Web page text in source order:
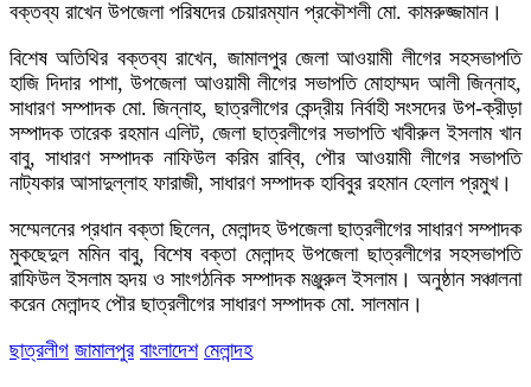
বক্তব্য রাখেন উপজেলা পরিষদের চেয়ারম্যান প্রকৌশলী মো. কামরুজ্জামান।
বিশেষ অতিথির বক্তব্য রাখেন, জামালপুর জেলা আওয়ামী লীগের সহসভাপতি
হাজি দিদার পাশা, উপজেলা আওয়ামী লীগের সভাপতি মোহাম্মদ আলী জিন্নাহ,
সাধারণ সম্পাদক মো. জিন্নাহ, ছাত্রলীগের কেন্দ্রীয় নির্বাহী সংসদের উপ-ক্রীড়া
সম্পাদক তারেক রহমান এলিট, জেলা ছাত্রলীগের সভাপতি খাবীরুল ইসলাম খান
বাবু, সাধারণ সম্পাদক নাফিউল করিম রাব্বি, পৌর আওয়ামী লীগের সভাপতি
নাট্যকার আসাদুল্লাহ ফারাজী, সাধারণ সম্পাদক হাবিবুর রহমান হেলাল প্রমুখ।
সম্মেলনের প্রধান বক্তা ছিলেন, মেলান্দহ উপজেলা ছাত্রলীগের সাধারণ সম্পাদক
মুকছেদুল মমিন বাবু, বিশেষ বক্তা মেলান্দহ উপজেলা ছাত্রলীগের সহসভাপতি
রাফিউল ইসলাম হৃদয় ও সাংগঠনিক সম্পাদক মঞ্জুরুল ইসলাম। অনুষ্ঠান সঞ্চালনা
করেন মেলান্দহ পৌর ছাত্রলীগের সাধারণ সম্পাদক মো. সালমান।
ছাত্রলীগ জামালপুর বাংলাদেশ মেলান্দহ